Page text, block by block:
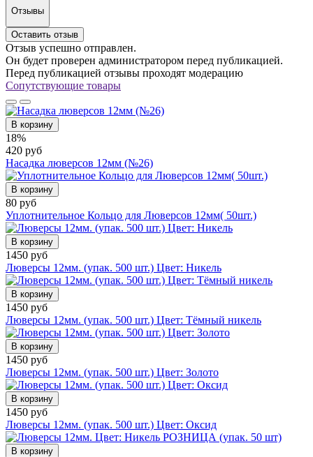
Отзывы
Оставить отзыв
Отзыв успешно отправлен.
Он будет проверен администратором перед публикацией.
Перед публикацией отзывы проходят модерацию
Сопутствующие товары
В корзину
18%
420 руб
Насадка люверсов 12мм (№26)
В корзину
80 руб
Уплотнительное Кольцо для Люверсов 12мм( 50шт.)
В корзину
1450 руб
Люверсы 12мм. (упак. 500 шт.) Цвет: Никель
В корзину
1450 руб
Люверсы 12мм. (упак. 500 шт.) Цвет: Тёмный никель
В корзину
1450 руб
Люверсы 12мм. (упак. 500 шт.) Цвет: Золото
В корзину
1450 руб
Люверсы 12мм. (упак. 500 шт.) Цвет: Оксид
В корзину